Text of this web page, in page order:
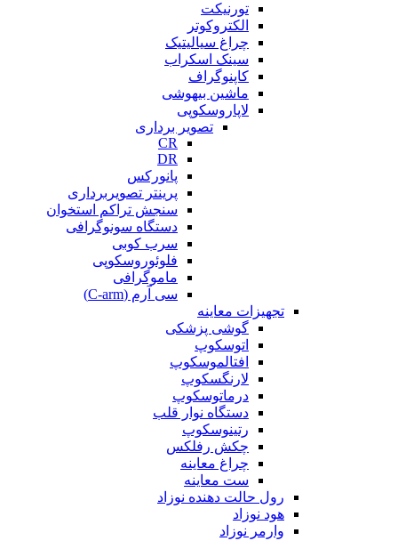
تورنیکت
الکتروکوتر
چراغ سیالیتیک
سینک اسکراب
کاپنوگراف
ماشین بیهوشی
لاپاروسکوپی
تصویر برداری
CR
DR
پانورکس
پرینتر تصویربرداری
سنجش تراکم استخوان
دستگاه سونوگرافی
سرب کوبی
فلوئوروسکوپی
ماموگرافی
سی آرم (C-arm)
تجهیزات معاینه
گوشی پزشکی
اتوسکوپ
افتالموسکوپ
لارنگسکوپ
درماتوسکوپ
دستگاه نوار قلب
رتینوسکوپ
چکش رفلکس
چراغ معاینه
ست معاینه
رول حالت دهنده نوزاد
هود نوزاد
وارمر نوزاد